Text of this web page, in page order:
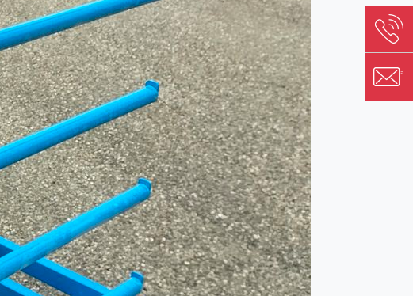
Image
Image